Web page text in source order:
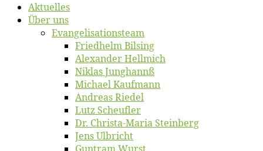
Ak­tu­el­les
Über uns
Evangelisa­tions­team
Fried­helm Bilsing
Alex­an­der Hellmich
Ni­klas Junghannß
Mi­cha­el Kaufmann
An­dre­as Riedel
Lutz Scheuf­ler
Dr. Chris­­ta-Ma­ria Steinberg
Jens Ulb­richt